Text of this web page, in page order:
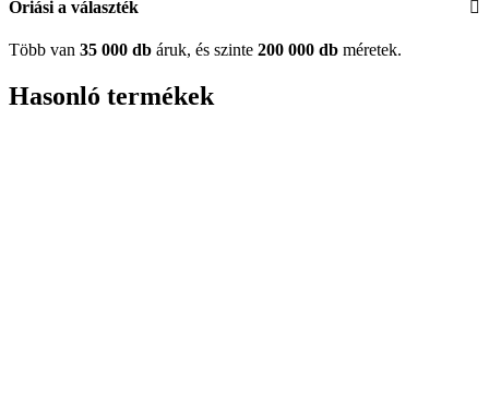
Óriási a választék
Több van 35 000 db áruk, és szinte 200 000 db méretek.
Hasonló termékek